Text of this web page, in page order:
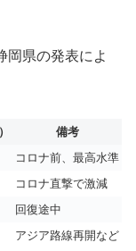
岡県の発表によ
備考
コロナ前、最高水準
コロナ直撃で激減
回復途中
アジア路線再開など